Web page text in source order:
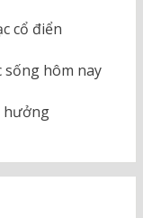
cổ điển
hôm nay
hưởng